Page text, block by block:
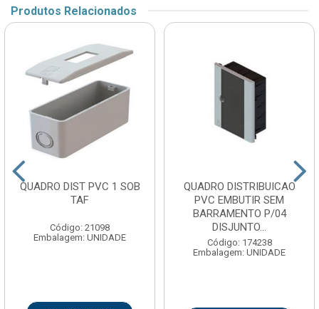
Produtos Relacionados
QUADRO DIST PVC 1 SOB
TAF
Código: 21098
Embalagem: UNIDADE
QUADRO DISTRIBUICAO
PVC EMBUTIR SEM
BARRAMENTO P/04
DISJUNTO...
Código: 174238
Embalagem: UNIDADE